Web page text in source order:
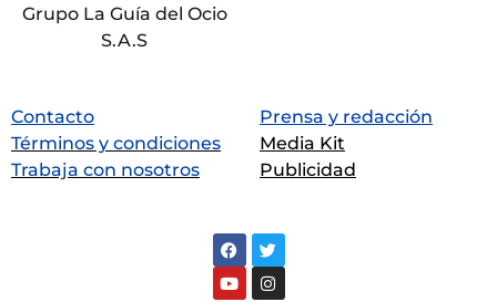
Grupo La Guía del Ocio
S.A.S
Contacto
Términos y condiciones
Trabaja con nosotros
Prensa y redacción
Media Kit
Publicidad